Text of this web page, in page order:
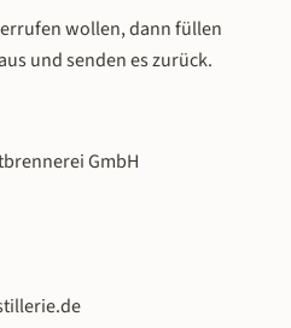
wollen, dann füllen
und senden es zurück.
GmbH